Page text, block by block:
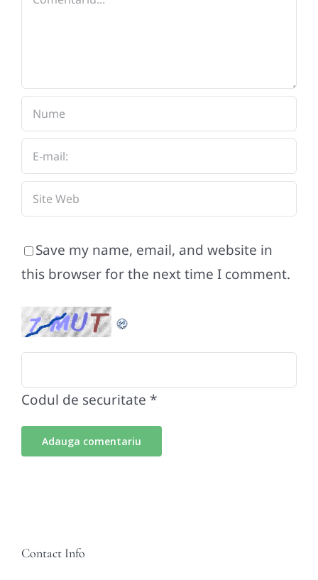
Save my name, email, and website in
this browser for the next time I comment.
Codul de securitate *
Contact Info